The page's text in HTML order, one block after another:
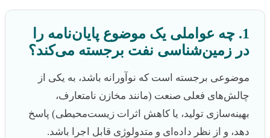
1. چه عواملی یک موضوع پایان‌نامه را
در زمین‌شناسی نفت برجسته می‌کند؟
موضوعی برجسته است که نوآورانه باشد، به یکی از
چالش‌های فعلی صنعت (مانند مخازن نامتعارف،
بهینه‌سازی تولید، یا کاهش اثرات زیست‌محیطی) پاسخ
دهد، و از نظر داده‌ای و متدولوژی قابل اجرا باشد.